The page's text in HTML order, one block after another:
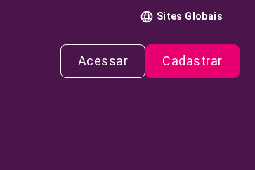
Sites Globais
Acessar Cadastrar